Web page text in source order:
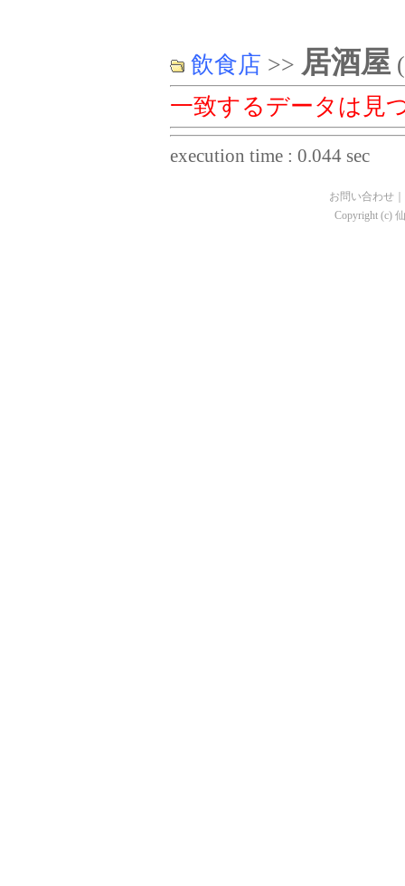
飲食店 >> 居酒屋
一致するデータは見
execution time : 0.044 sec
お問い合わせ
Copyright (c)